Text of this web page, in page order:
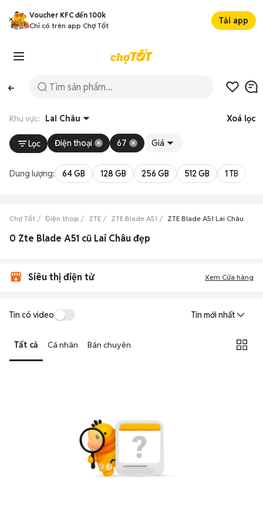
Voucher KFC đến 100k
Chỉ có trên app Chợ Tốt
Tải app
Khu vực: Lai Châu Xoá lọc
Lọc Điện thoại 67 Giá
Dung lượng: 64 GB 128 GB 256 GB 512 GB 1 TB
Chợ Tốt Điện thoại ZTE ZTE Blade A51 ZTE Blade A51 Lai Châu
0 Zte Blade A51 cũ Lai Châu đẹp
Siêu thị điện tử Xem Cửa hàng
Tin có video Tin mới nhất
Tất cả Cá nhân Bán chuyên